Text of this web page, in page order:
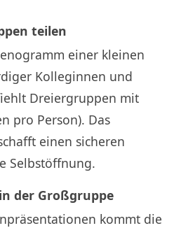
teilen
einer kleinen
Kolleginnen und
Dreiergruppen mit
pro Person). Das
einen sicheren
Selbstöffnung.
der Großgruppe
kommt die